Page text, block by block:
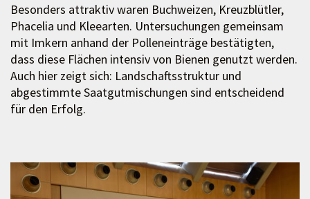
Besonders attraktiv waren Buchweizen, Kreuzblütler,
Phacelia und Kleearten. Untersuchungen gemeinsam
mit Imkern anhand der Polleneinträge bestätigten,
dass diese Flächen intensiv von Bienen genutzt werden.
Auch hier zeigt sich: Landschaftsstruktur und
abgestimmte Saatgutmischungen sind entscheidend
für den Erfolg.